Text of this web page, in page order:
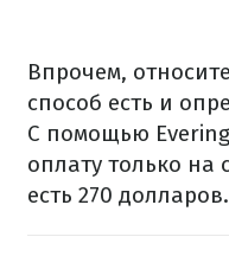
Впрочем,
способ есть и
С помощью
оплату только на
есть 270 долларов.